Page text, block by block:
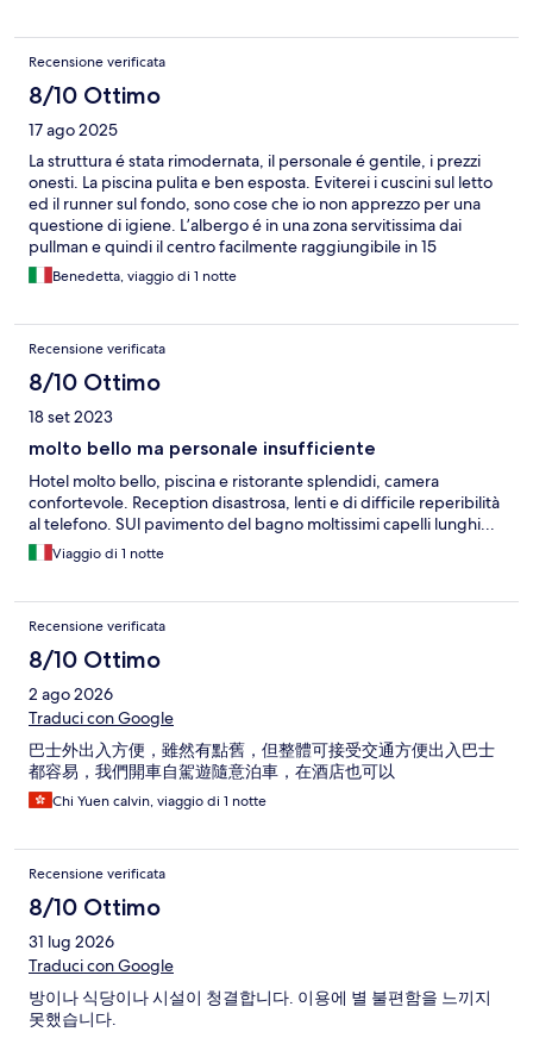
Recensione verificata
8/10 Ottimo
17 ago 2025
La struttura é stata rimodernata, il personale é gentile, i prezzi
onesti. La piscina pulita e ben esposta. Eviterei i cuscini sul letto
ed il runner sul fondo, sono cose che io non apprezzo per una
questione di igiene. L’albergo é in una zona servitissima dai
pullman e quindi il centro facilmente raggiungibile in 15
minuti.Inoltre la zona é una delle più tranquille di Firenze, ci sono
ottimi ristoranti anche in giro e ottime gelaterie, il centro
Benedetta, viaggio di 1 notte
Recensione verificata
8/10 Ottimo
18 set 2023
molto bello ma personale insufficiente
Hotel molto bello, piscina e ristorante splendidi, camera
confortevole. Reception disastrosa, lenti e di difficile reperibilità
al telefono. SUl pavimento del bagno moltissimi capelli lunghi...
Viaggio di 1 notte
Recensione verificata
8/10 Ottimo
2 ago 2026
Traduci con Google
巴士外出入方便，雖然有點舊，但整體可接受交通方便出入巴士
都容易，我們開車自駕遊隨意泊車，在酒店也可以
Chi Yuen calvin, viaggio di 1 notte
Recensione verificata
8/10 Ottimo
31 lug 2026
Traduci con Google
방이나 식당이나 시설이 청결합니다. 이용에 별 불편함을 느끼지
못했습니다.